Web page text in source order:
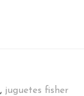
, juguetes fisher